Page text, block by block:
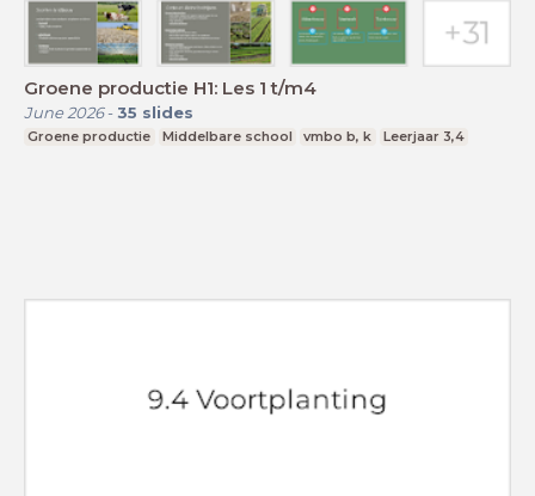
Groene productie H1: Les 1 t/m4
June 2026- 35 slides
Groene productie Middelbare school vmbo b, k Leerjaar 3,4